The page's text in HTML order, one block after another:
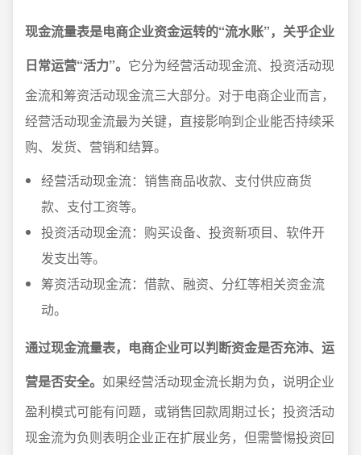
现金流量表是电商企业资金运转的“流水账”，关乎企业
日常运营“活力”。 它分为经营活动现金流、投资活动现
金流和筹资活动现金流三大部分。对于电商企业而言，
经营活动现金流最为关键，直接影响到企业能否持续采
购、发货、营销和结算。
经营活动现金流：销售商品收款、支付供应商货
款、支付工资等。
投资活动现金流：购买设备、投资新项目、软件开
发支出等。
筹资活动现金流：借款、融资、分红等相关资金流
动。
通过现金流量表，电商企业可以判断资金是否充沛、运
营是否安全。 如果经营活动现金流长期为负，说明企业
盈利模式可能有问题，或销售回款周期过长；投资活动
现金流为负则表明企业正在扩展业务，但需警惕投资回